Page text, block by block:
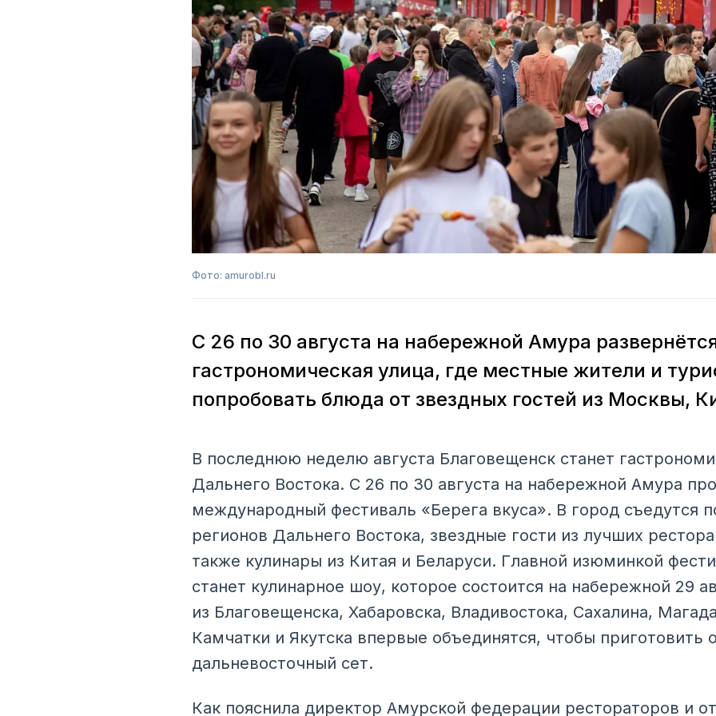
Фото: amurobl.ru
С 26 по 30 августа на набережной Амура
гастрономическая улица, где местные жители и
попробовать блюда от звездных гостей из Москвы,
В последнюю неделю августа Благовещенск станет
Дальнего Востока. С 26 по 30 августа на набережной Амура
международный фестиваль «Берега вкуса». В город съедутся
регионов Дальнего Востока, звездные гости из лучших
также кулинары из Китая и Беларуси. Главной изюминкой
станет кулинарное шоу, которое состоится на набережной 29
из Благовещенска, Хабаровска, Владивостока, Сахалина,
Камчатки и Якутска впервые объединятся, чтобы приготовить
дальневосточный сет.
Как пояснила директор Амурской федерации рестораторов и